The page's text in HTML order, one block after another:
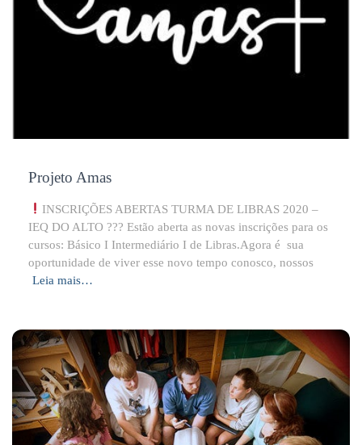
Projeto Amas
INSCRIÇÕES ABERTAS TURMA DE LIBRAS 2020 –
IEQ DO ALTO ??? Estão aberta as novas inscrições para os
cursos: Básico I Intermediário I de Libras.Agora é sua
oportunidade de viver esse novo tempo conosco, nossos
Leia mais…